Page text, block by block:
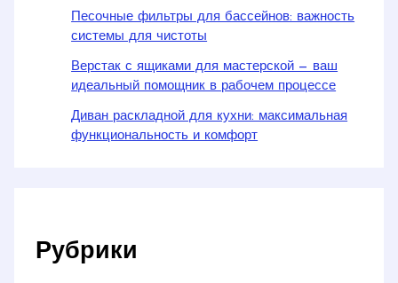
Песочные фильтры для бассейнов: важность
системы для чистоты
Верстак с ящиками для мастерской — ваш
идеальный помощник в рабочем процессе
Диван раскладной для кухни: максимальная
функциональность и комфорт
Рубрики